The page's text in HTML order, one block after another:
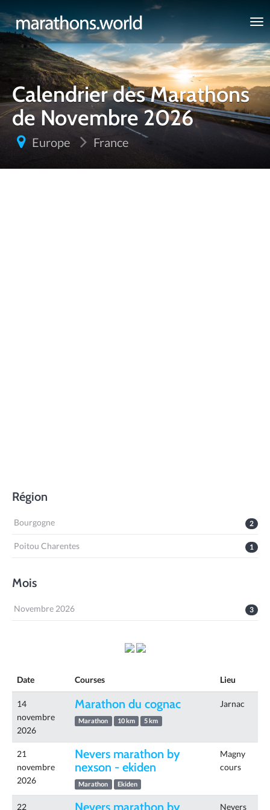
marathons.world
Calendrier des Marathons
de Novembre 2026
Europe France
Région
2
Bourgogne
1
Poitou Charentes
Mois
3
Novembre 2026
Date Courses Lieu
14
novembre
2026
Marathon du cognac
Marathon 10 km 5 km
Jarnac
21
novembre
2026
Nevers marathon by
nexson - ekiden
Marathon Ekiden
Magny
cours
22 Nevers marathon by Nevers